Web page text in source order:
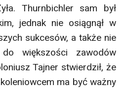
Thurnbichler sam był
jednak nie osiągnął w
sukcesów, a także nie
do większości zawodów
Tajner stwierdził, że
ma być ważny